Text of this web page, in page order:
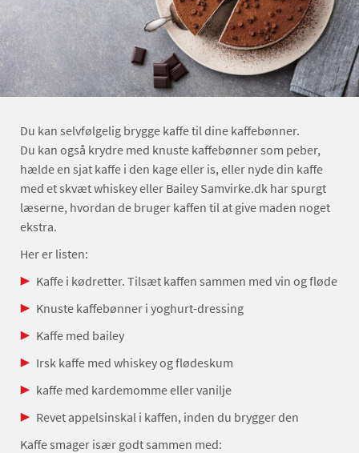
Du kan selvfølgelig brygge kaffe til dine kaffebønner.
Du kan også krydre med knuste kaffebønner som peber,
hælde en sjat kaffe i den kage eller is, eller nyde din kaffe
med et skvæt whiskey eller Bailey Samvirke.dk har spurgt
læserne, hvordan de bruger kaffen til at give maden noget
ekstra.
Her er listen:
Kaffe i kødretter. Tilsæt kaffen sammen med vin og fløde
Knuste kaffebønner i yoghurt-dressing
Kaffe med bailey
Irsk kaffe med whiskey og flødeskum
kaffe med kardemomme eller vanilje
Revet appelsinskal i kaffen, inden du brygger den
Kaffe smager især godt sammen med: